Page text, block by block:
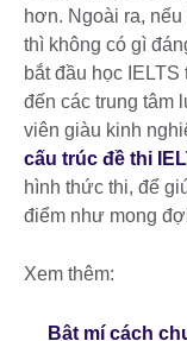
hơn. Ngoài ra,
thì không có gì
bắt đầu học
đến các trung tâm
viên giàu kinh
cấu trúc đề thi
hình thức thi, để
điểm như mong
Xem thêm:
Bật mí cách